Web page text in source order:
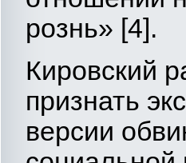
рознь» [4].
Кировский
признать
версии